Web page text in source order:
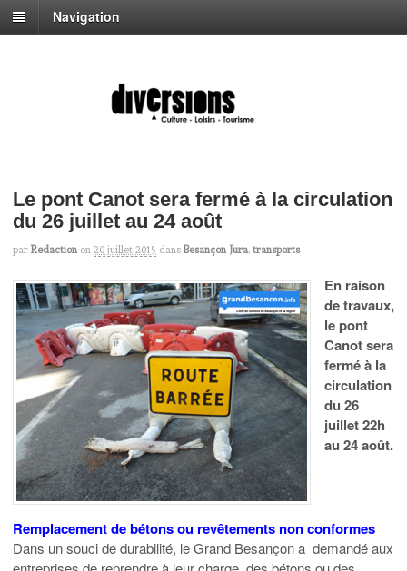
Navigation
Le pont Canot sera fermé à la circulation
du 26 juillet au 24 août
par Redaction on 20 juillet 2015 dans Besançon Jura, transports
En raison
de travaux,
le pont
Canot sera
fermé à la
circulation
du 26
juillet 22h
au 24 août.
Remplacement de bétons ou revêtements non conformes
Dans un souci de durabilité, le Grand Besançon a demandé aux